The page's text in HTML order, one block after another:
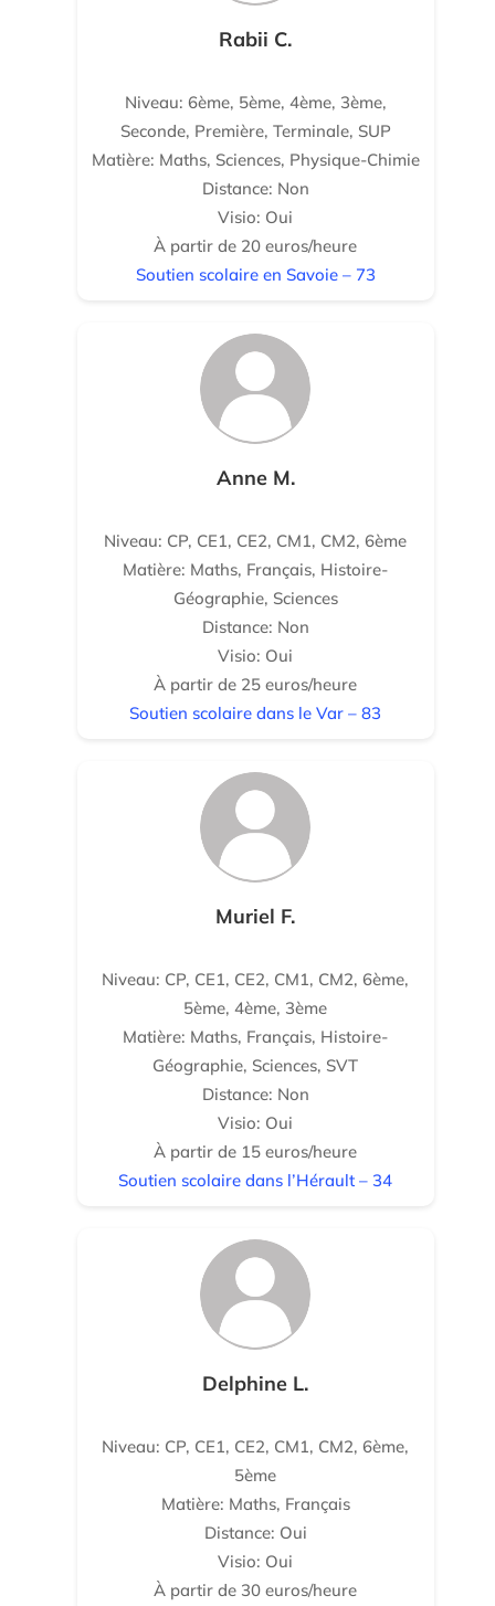
Rabii C.
Niveau: 6ème, 5ème, 4ème, 3ème,
Seconde, Première, Terminale, SUP
Matière: Maths, Sciences, Physique-Chimie
Distance: Non
Visio: Oui
À partir de 20 euros/heure
Soutien scolaire en Savoie – 73
Anne M.
Niveau: CP, CE1, CE2, CM1, CM2, 6ème
Matière: Maths, Français, Histoire-
Géographie, Sciences
Distance: Non
Visio: Oui
À partir de 25 euros/heure
Soutien scolaire dans le Var – 83
Muriel F.
Niveau: CP, CE1, CE2, CM1, CM2, 6ème,
5ème, 4ème, 3ème
Matière: Maths, Français, Histoire-
Géographie, Sciences, SVT
Distance: Non
Visio: Oui
À partir de 15 euros/heure
Soutien scolaire dans l’Hérault – 34
Delphine L.
Niveau: CP, CE1, CE2, CM1, CM2, 6ème,
5ème
Matière: Maths, Français
Distance: Oui
Visio: Oui
À partir de 30 euros/heure